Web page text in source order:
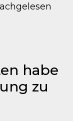
habe
zu